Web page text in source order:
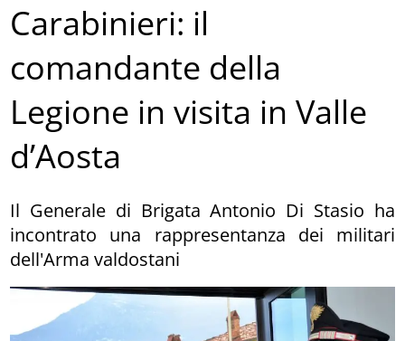
Carabinieri: il
comandante della
Legione in visita in Valle
d’Aosta
Il Generale di Brigata Antonio Di Stasio ha
incontrato una rappresentanza dei militari
dell'Arma valdostani